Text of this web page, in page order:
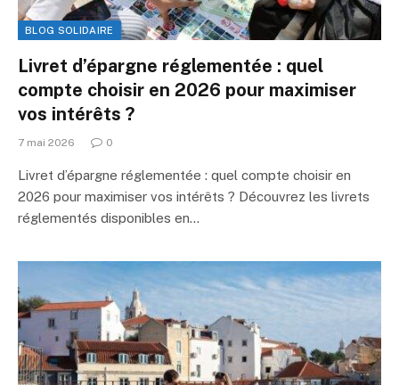
BLOG SOLIDAIRE
Livret d’épargne réglementée : quel
compte choisir en 2026 pour maximiser
vos intérêts ?
7 mai 2026 0
Livret d’épargne réglementée : quel compte choisir en
2026 pour maximiser vos intérêts ? Découvrez les livrets
réglementés disponibles en…